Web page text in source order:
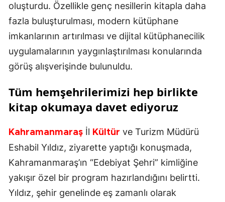
oluşturdu. Özellikle genç nesillerin kitapla daha
fazla buluşturulması, modern kütüphane
imkanlarının artırılması ve dijital kütüphanecilik
uygulamalarının yaygınlaştırılması konularında
görüş alışverişinde bulunuldu.
Tüm hemşehrilerimizi hep birlikte
kitap okumaya davet ediyoruz
Kahramanmaraş İl Kültür ve Turizm Müdürü
Eshabil Yıldız, ziyarette yaptığı konuşmada,
Kahramanmaraş’ın “Edebiyat Şehri” kimliğine
yakışır özel bir program hazırlandığını belirtti.
Yıldız, şehir genelinde eş zamanlı olarak